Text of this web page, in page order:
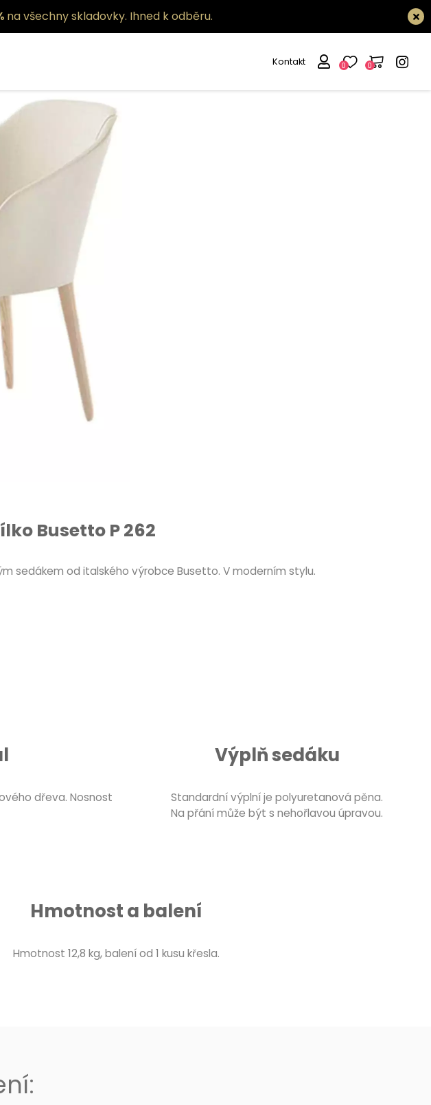
na všechny skladovky. Ihned k odběru.
Kontakt 0 0
Busetto P 262
sedákem od italského výrobce Busetto. V moderním stylu.
dřeva. Nosnost
Výplň sedáku
Standardní výplní je polyuretanová pěna.
Na přání může být s nehořlavou úpravou.
Hmotnost a balení
Hmotnost 12,8 kg, balení od 1 kusu křesla.